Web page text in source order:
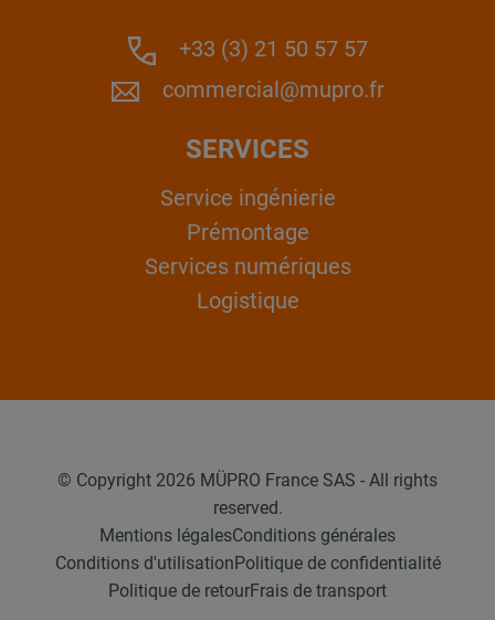
+33 (3) 21 50 57 57
commercial@mupro.fr
SERVICES
Service ingénierie
Prémontage
Services numériques
Logistique
© Copyright 2026 MÜPRO France SAS - All rights
reserved.
Mentions légalesConditions générales
Conditions d'utilisation Politique de confidentialité
Politique de retourFrais de transport